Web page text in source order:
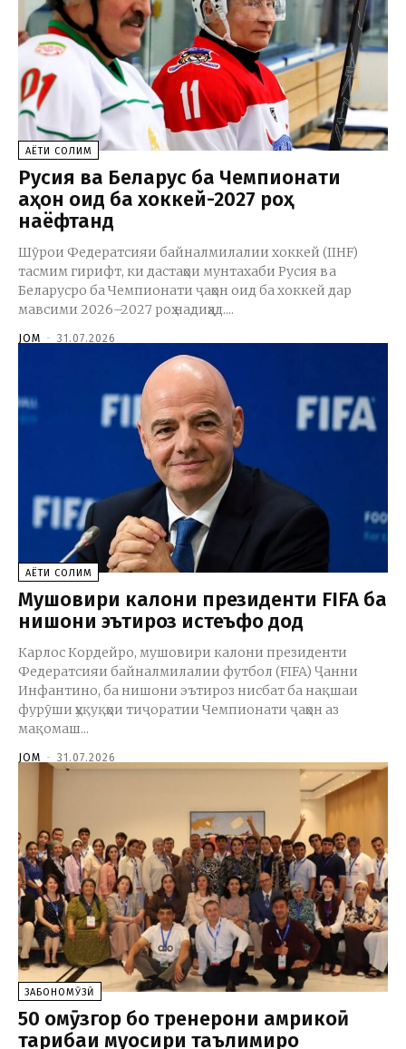
ҲАЁТИ СОЛИМ
Русия ва Беларус ба Чемпионати
ҷаҳон оид ба хоккей-2027 роҳ
наёфтанд
Шӯрои Федератсияи байналмилалии хоккей (IIHF)
тасмим гирифт, ки дастаҳои мунтахаби Русия ва
Беларусро ба Чемпионати ҷаҳон оид ба хоккей дар
мавсими 2026–2027 роҳ надиҳад....
JOM - 31.07.2026
ҲАЁТИ СОЛИМ
Мушовири калони президенти FIFA ба
нишони эътироз истеъфо дод
Карлос Кордейро, мушовири калони президенти
Федератсияи байналмилалии футбол (FIFA) Ҷанни
Инфантино, ба нишони эътироз нисбат ба нақшаи
фурӯши ҳуқуқҳои тиҷоратии Чемпионати ҷаҳон аз
мақомаш...
JOM - 31.07.2026
ЗАБОНОМӮЗӢ
50 омӯзгор бо тренерони амрикоӣ
таҷрибаи муосири таълимиро